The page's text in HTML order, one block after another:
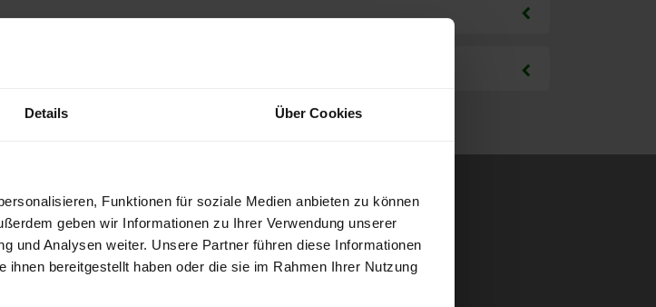
Details Über Cookies
Funktionen für soziale Medien anbieten zu können
geben wir Informationen zu Ihrer Verwendung unserer
und Analysen weiter. Unsere Partner führen diese Informationen
bereitgestellt haben oder die sie im Rahmen Ihrer Nutzung